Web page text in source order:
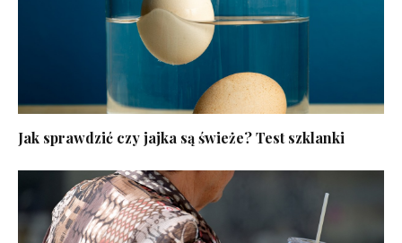
Jak sprawdzić czy jajka są świeże? Test szklanki